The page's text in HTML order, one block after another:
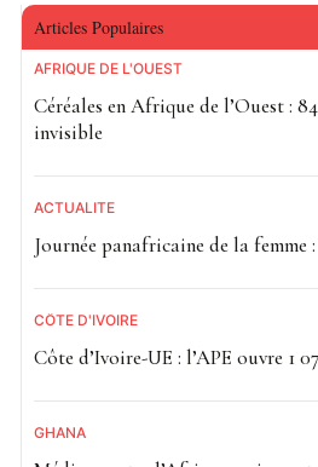
Articles Populaires
AFRIQUE DE L'OUEST
Céréales en Afrique de l’Ouest :
invisible
ACTUALITE
Journée panafricaine de la femme
CÔTE D'IVOIRE
Côte d’Ivoire-UE : l’APE ouvre 1
GHANA